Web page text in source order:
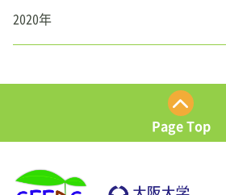
2020年
Page Top